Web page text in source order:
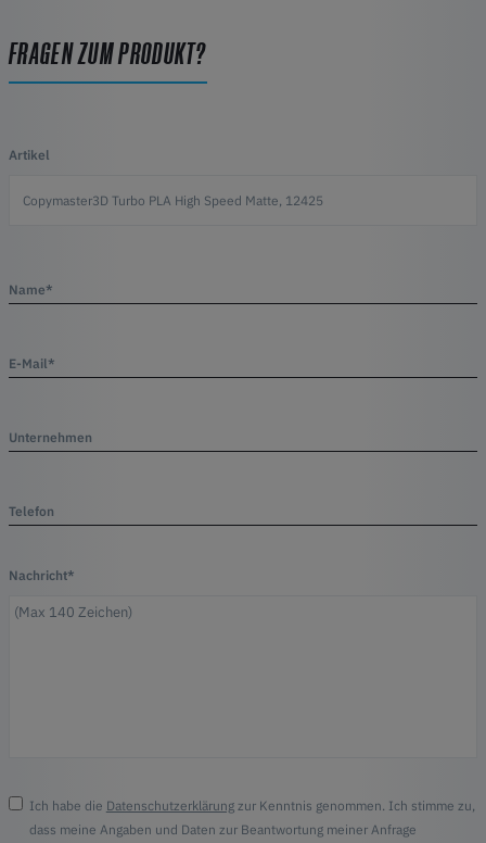
FRAGEN ZUM PRODUKT?
Artikel
Name*
E-Mail*
Unternehmen
Telefon
Nachricht*
Ich habe die Datenschutzerklärungzur Kenntnis genommen. Ich stimme zu,
dass meine Angaben und Daten zur Beantwortung meiner Anfrage